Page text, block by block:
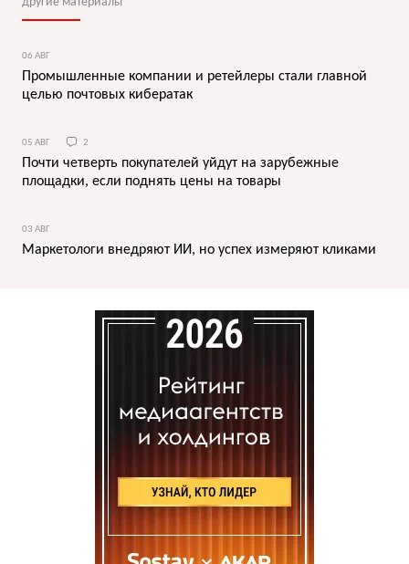
06 АВГ
Промышленные компании и ретейлеры стали главной
целью почтовых кибератак
05 АВГ 2
Почти четверть покупателей уйдут на зарубежные
площадки, если поднять цены на товары
03 АВГ
Маркетологи внедряют ИИ, но успех измеряют кликами